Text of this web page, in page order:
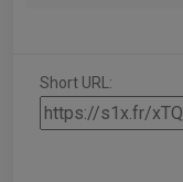
Short URL: